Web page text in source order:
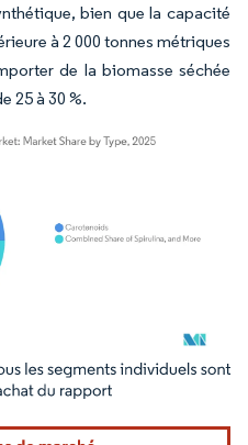
bien que la capacité
à 2 000 tonnes métriques
de la biomasse séchée
25 à 30 %.
nécessite une attribution sous CC BY